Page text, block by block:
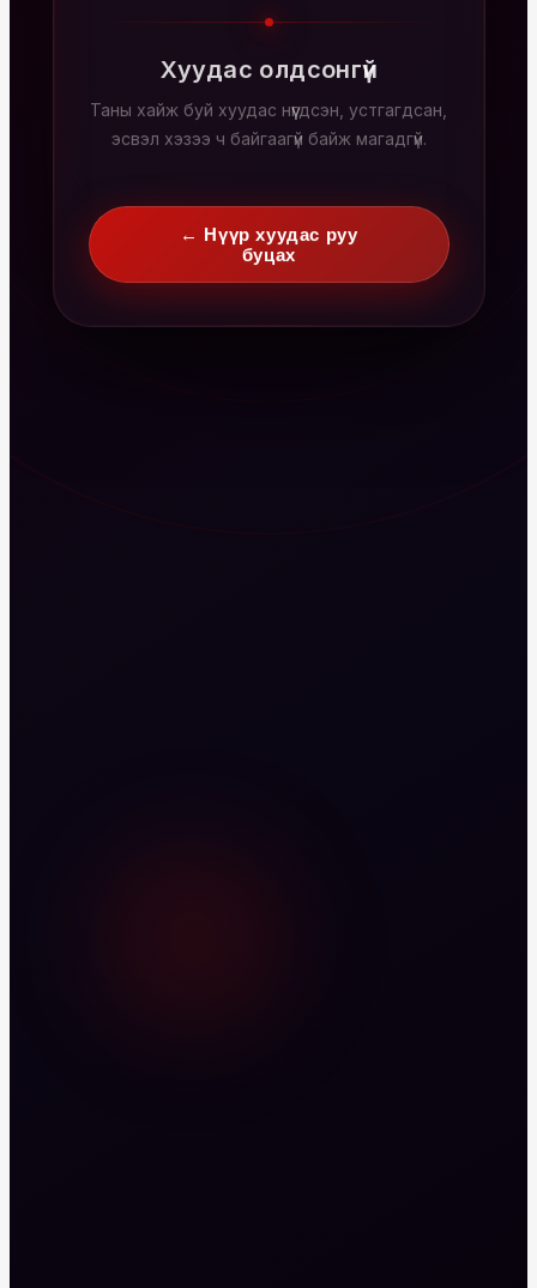
Хуудас олдсонгүй
Таны хайж буй хуудас нүүгдсэн, устгагдсан,
эсвэл хэзээ ч байгаагүй байж магадгүй.
← Нүүр хуудас руу
буцах